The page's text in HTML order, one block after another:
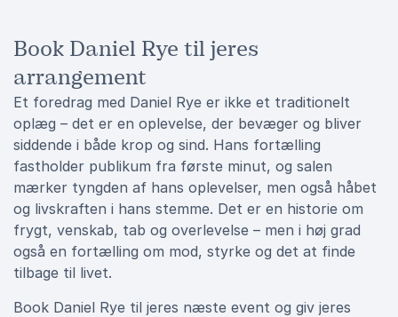
Book Daniel Rye til jeres
arrangement
Et foredrag med Daniel Rye er ikke et traditionelt
oplæg – det er en oplevelse, der bevæger og bliver
siddende i både krop og sind. Hans fortælling
fastholder publikum fra første minut, og salen
mærker tyngden af hans oplevelser, men også håbet
og livskraften i hans stemme. Det er en historie om
frygt, venskab, tab og overlevelse – men i høj grad
også en fortælling om mod, styrke og det at finde
tilbage til livet.
Book Daniel Rye til jeres næste event og giv jeres